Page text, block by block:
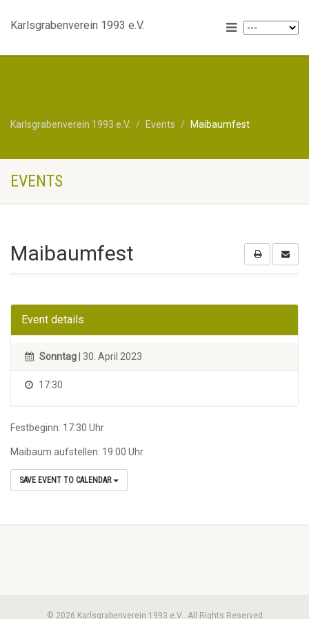
Karlsgrabenverein 1993 e.V.
Karlsgrabenverein 1993 e.V. Events Maibaumfest
EVENTS
Maibaumfest
Event details
Sonntag | 30. April 2023
17:30
Festbeginn: 17:30 Uhr
Maibaum aufstellen: 19:00 Uhr
SAVE EVENT TO CALENDAR
© 2026 Karlsgrabenverein 1993 e.V.. All Rights Reserved